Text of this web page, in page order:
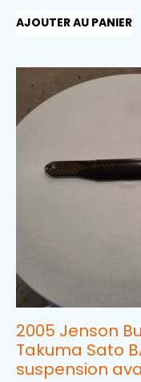
AJOUTER AU PANIER
2005 Jenson
Takuma Sato
suspension